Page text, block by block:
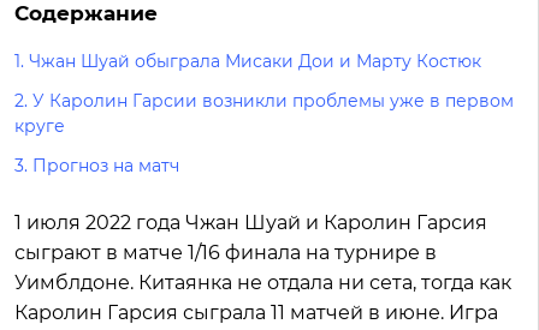
Содержание
1. Чжан Шуай обыграла Мисаки Дои и Марту Костюк
2. У Каролин Гарсии возникли проблемы уже в первом
круге
3. Прогноз на матч
1 июля 2022 года Чжан Шуай и Каролин Гарсия
сыграют в матче 1/16 финала на турнире в
Уимблдоне. Китаянка не отдала ни сета, тогда как
Каролин Гарсия сыграла 11 матчей в июне. Игра